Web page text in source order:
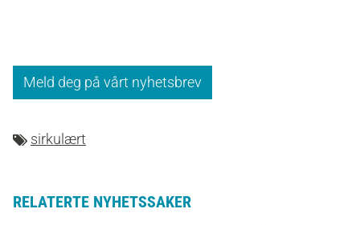
Meld deg på vårt nyhetsbrev
sirkulært
RELATERTE NYHETSSAKER